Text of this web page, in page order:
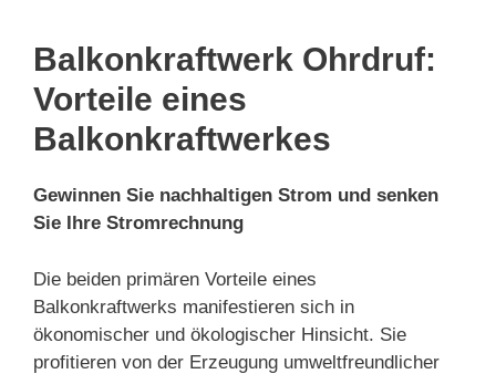
Balkonkraftwerk Ohrdruf:
Vorteile eines
Balkonkraftwerkes
Gewinnen Sie nachhaltigen Strom und senken
Sie Ihre Stromrechnung
Die beiden primären Vorteile eines
Balkonkraftwerks manifestieren sich in
ökonomischer und ökologischer Hinsicht. Sie
profitieren von der Erzeugung umweltfreundlicher